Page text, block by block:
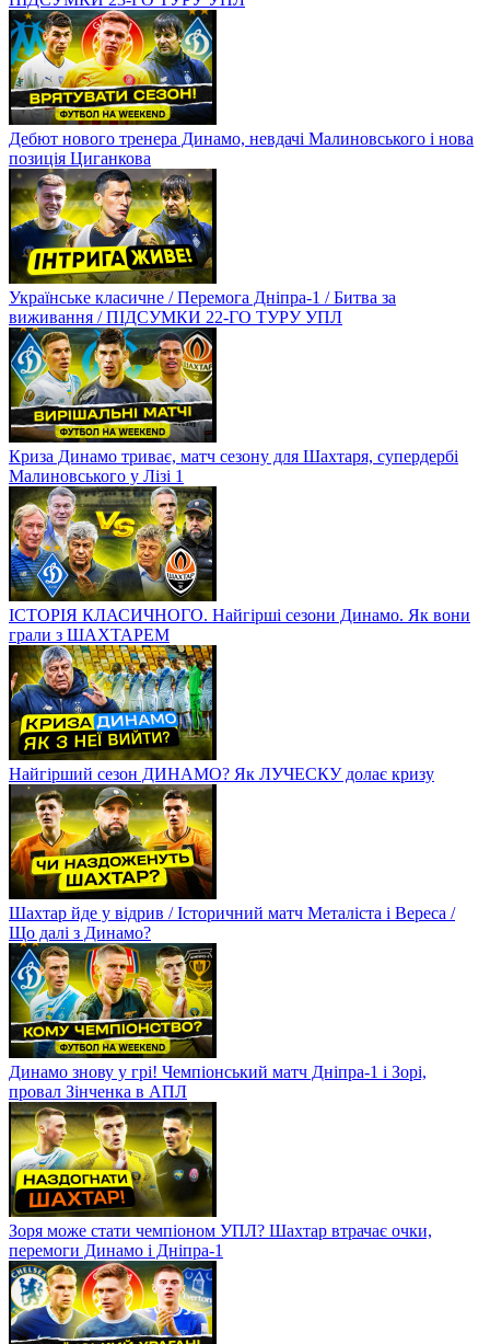
Дебют нового тренера Динамо, невдачі Малиновського і нова
позиція Циганкова
Українське класичне / Перемога Дніпра-1 / Битва за
виживання / ПІДСУМКИ 22-ГО ТУРУ УПЛ
Криза Динамо триває, матч сезону для Шахтаря, супердербі
Малиновського у Лізі 1
ІСТОРІЯ КЛАСИЧНОГО. Найгірші сезони Динамо. Як вони
грали з ШАХТАРЕМ
Найгірший сезон ДИНАМО? Як ЛУЧЕСКУ долає кризу
Шахтар йде у відрив / Історичний матч Металіста і Вереса /
Що далі з Динамо?
Динамо знову у грі! Чемпіонський матч Дніпра-1 і Зорі,
провал Зінченка в АПЛ
Зоря може стати чемпіоном УПЛ? Шахтар втрачає очки,
перемоги Динамо і Дніпра-1